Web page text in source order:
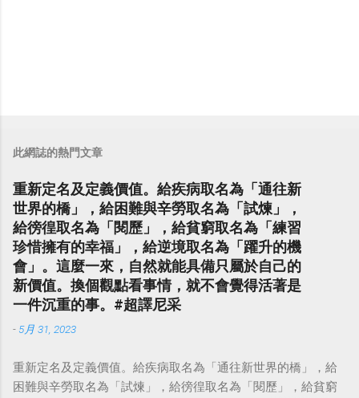
此網誌的熱門文章
重新定名及定義價值。給疾病取名為「通往新
世界的橋」，給困難與辛勞取名為「試煉」，
給徬徨取名為「閱歷」，給貧窮取名為「練習
珍惜擁有的幸福」，給逆境取名為「躍升的機
會」。這麼一來，自然就能具備只屬於自己的
新價值。換個觀點看事情，就不會覺得活著是
一件沉重的事。#超譯尼采
- 5月 31, 2023
重新定名及定義價值。給疾病取名為「通往新世界的橋」，給
困難與辛勞取名為「試煉」，給徬徨取名為「閱歷」，給貧窮